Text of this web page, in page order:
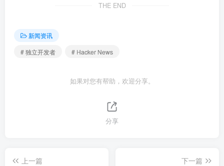
THE END
新闻资讯
# 独立开发者
# Hacker News
如果对您有帮助，欢迎分享。
分享
上一篇
下一篇